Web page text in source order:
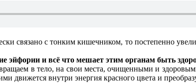
связано с тонким кишечником, то постепенно
эйфории и всё что мешает этим органам быть
в тело, на свои места, очищенными и
движется внутри энергия красного цвета и